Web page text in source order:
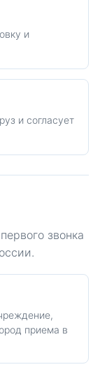
и
и согласует
звонка
приема в